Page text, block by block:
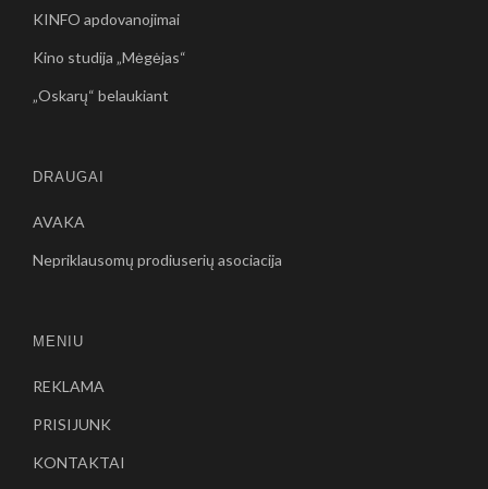
KINFO apdovanojimai
Kino studija „Mėgėjas“
„Oskarų“ belaukiant
DRAUGAI
AVAKA
Nepriklausomų prodiuserių asociacija
MENIU
REKLAMA
PRISIJUNK
KONTAKTAI